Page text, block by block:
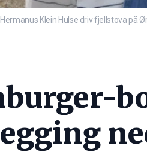
Klein Hulse driv fjellstova på